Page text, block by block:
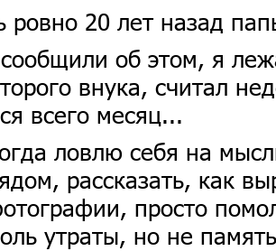
ровно 20 лет назад
об этом, я
внука, считал
всего месяц...
ловлю себя на
рассказать, как
просто
утраты, но не